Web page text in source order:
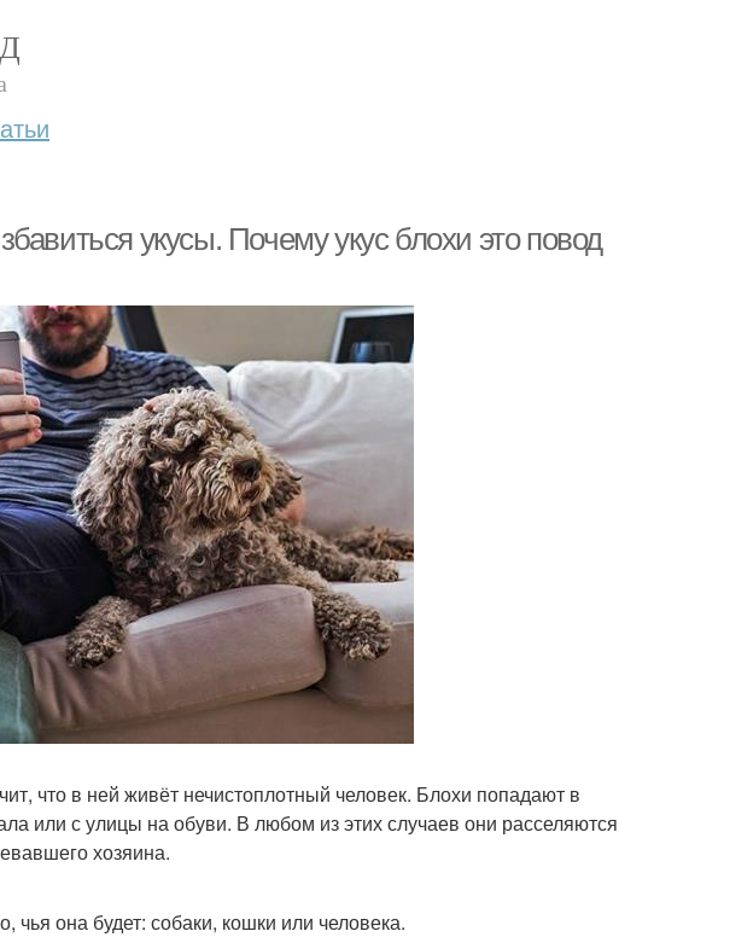
укусы. Почему укус блохи это повод
что в ней живёт нечистоплотный человек. Блохи попадают в
или с улицы на обуви. В любом из этих случаев они расселяются
хозяина.
она будет: собаки, кошки или человека.